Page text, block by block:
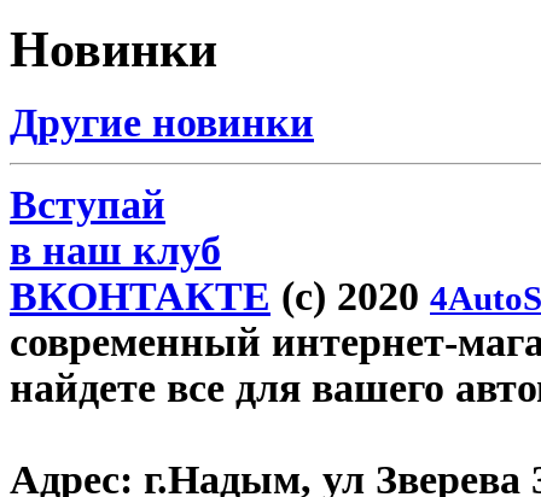
Новинки
Другие новинки
Вступай
в наш клуб
ВКОНТАКТЕ (c) 2020
современный интернет-
найдете все для вашего
Адрес: г.Надым, ул